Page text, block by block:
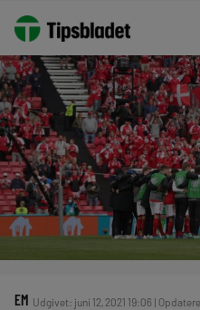
EM Udgivet: juni 12, 2021 19:06 |